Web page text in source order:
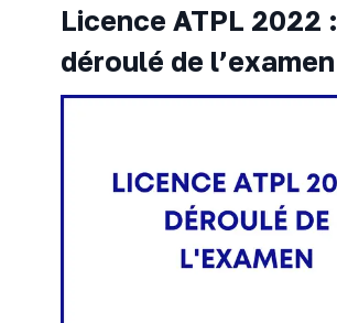
Licence ATPL 2022 :
déroulé de l’examen